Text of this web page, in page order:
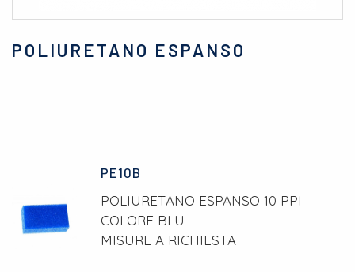
POLIURETANO ESPANSO
PE10B
POLIURETANO ESPANSO 10 PPI
COLORE BLU
MISURE A RICHIESTA